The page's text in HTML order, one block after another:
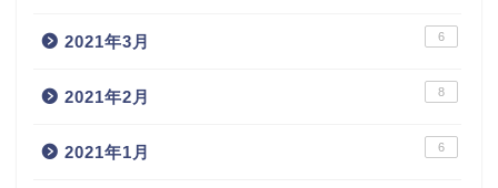
2021年3月 6
2021年2月 8
2021年1月 6